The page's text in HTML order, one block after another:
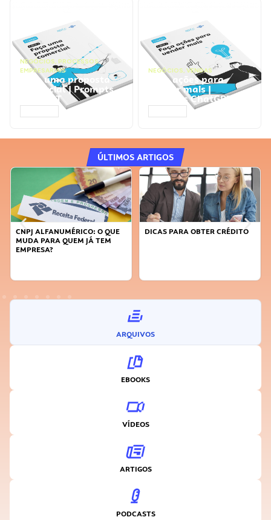
NEGÓCIOS, PROCESSOS
EMPRESARIAIS
Faça uma proposta
comercial | Prompts
ChatGPT
NEGÓCIOS, VENDAS
Faça ações para
vender mais |
Prompts ChatGPT
ÚLTIMOS ARTIGOS
CNPJ ALFANUMÉRICO: O QUE
MUDA PARA QUEM JÁ TEM
EMPRESA?
DICAS PARA OBTER CRÉDITO
ARQUIVOS
EBOOKS
VÍDEOS
ARTIGOS
PODCASTS